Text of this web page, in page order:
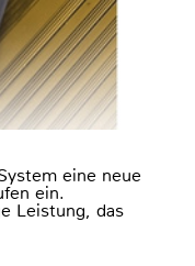
eine neue
ein.
Leistung, das